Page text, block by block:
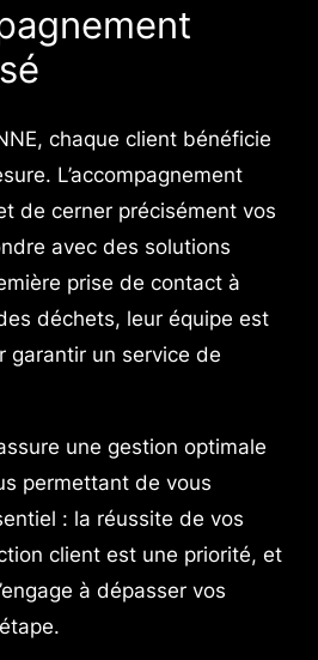
chaque client bénéficie
L’accompagnement
de cerner précisément vos
avec des solutions
prise de contact à
déchets, leur équipe est
garantir un service de
une gestion optimale
permettant de vous
: la réussite de vos
client est une priorité, et
à dépasser vos